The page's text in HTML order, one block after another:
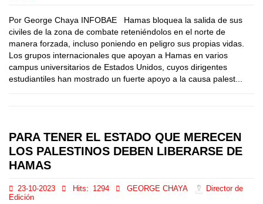
Por George Chaya INFOBAE Hamas bloquea la salida de sus
civiles de la zona de combate reteniéndolos en el norte de
manera forzada, incluso poniendo en peligro sus propias vidas.
Los grupos internacionales que apoyan a Hamas en varios
campus universitarios de Estados Unidos, cuyos dirigentes
estudiantiles han mostrado un fuerte apoyo a la causa palest...
PARA TENER EL ESTADO QUE MERECEN
LOS PALESTINOS DEBEN LIBERARSE DE
HAMAS
23-10-2023 Hits: 1294 GEORGE CHAYA
Director de
Edición